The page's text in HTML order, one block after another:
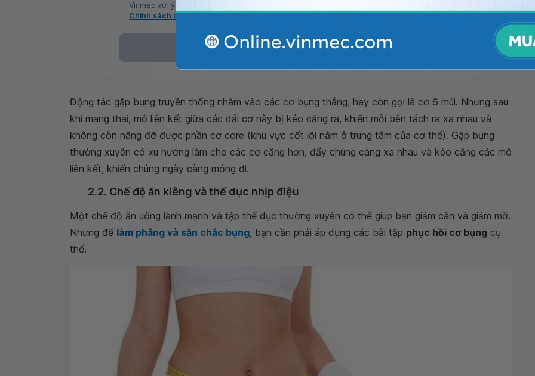
Vinmec xử lý DLCN của tôi theo quy định của pháp luật về bảo vệ DLCN.
Chính sách bảo mật
Đăng Ký
Động tác gập bụng truyền thống nhắm vào các cơ bụng thẳng, hay còn gọi là cơ 6 múi. Nhưng sau
khi mang thai, mô liên kết giữa các dải cơ này bị kéo căng ra, khiến mỗi bên tách ra xa nhau và
không còn nâng đỡ được phần cơ core (khu vực cốt lõi nằm ở trung tâm của cơ thể). Gập bụng
thường xuyên có xu hướng làm cho các cơ căng hơn, đẩy chúng càng xa nhau và kéo căng các mô
liên kết, khiến chúng ngày càng mỏng đi.
2.2. Chế độ ăn kiêng và thể dục nhịp điệu
Một chế độ ăn uống lành mạnh và tập thể dục thường xuyên có thể giúp bạn giảm cân và giảm mỡ.
Nhưng để làm phẳng và săn chắc bụng, bạn cần phải áp dụng các bài tập phục hồi cơ bụng cụ
thể.